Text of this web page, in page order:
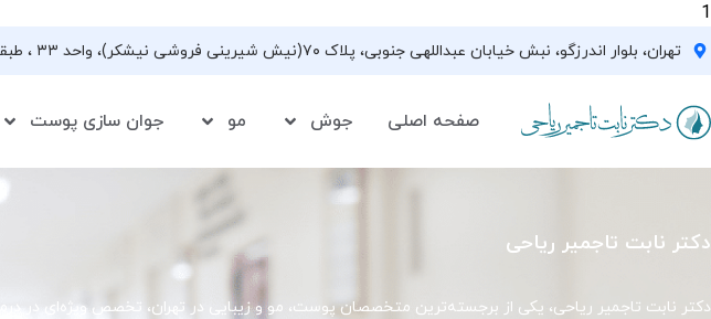
1
تهران، بلوار اندرزگو، نبش خیابان عبداللهی جنوبی، پلاک ۷۰(نیش شیرینی فروشی نیشکر)، واحد ۳۳ ، طبقه ۵
صفحه اصلی جوش مو جوان سازی پوست
دکتر نابت تاجمیر ریاحی
دکتر نابت تاجمیر ریاحی، یکی از برجسته‌ترین متخصصان پوست، مو و زیبایی در تهران، تخصص ویژه‌ای در